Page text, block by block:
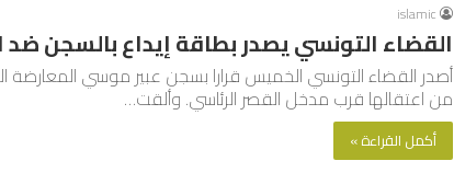
islamic
القضاء التونسي يصدر بطاقة إيداع بالسجن
أصدر القضاء التونسي الخميس قرارا بسجن عبير موسي المعارضة
من اعتقالها قرب مدخل القصر الرئاسي. وألقت…
أكمل القراءة »